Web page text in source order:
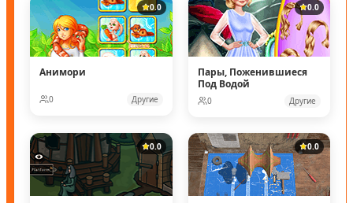
0.0
Анимори
0 Другие
0.0
Пары, Поженившиеся
Под Водой
0 Другие
0.0 0.0